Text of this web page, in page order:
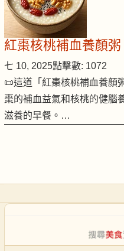
紅棗核桃補血養顏粥
七 10, 2025點擊數: 1072
📜這道「紅棗核桃補血養顏
棗的補血益氣和核桃的健腦
滋養的早餐。…